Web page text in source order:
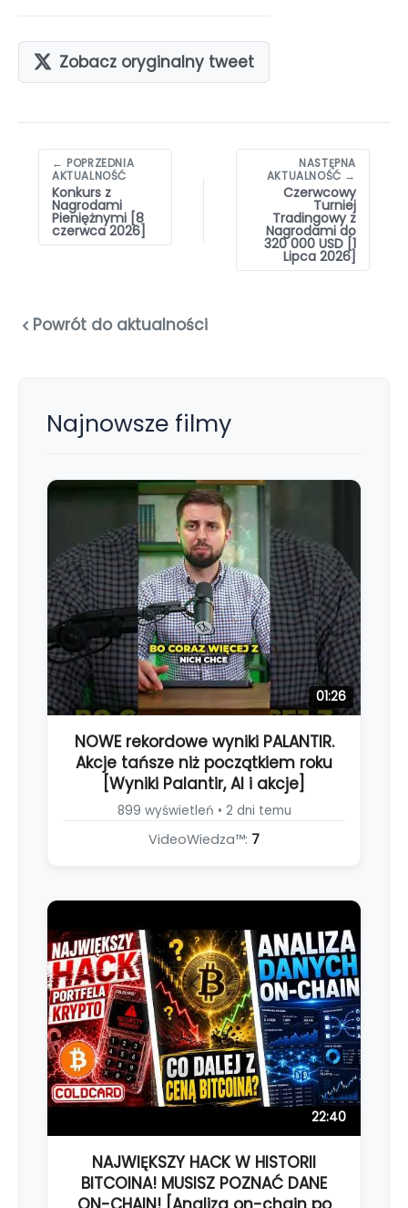
Zobacz oryginalny tweet
Nawigacja
wpisów
← POPRZEDNIA
AKTUALNOŚĆ
Konkurs z
Nagrodami
Pieniężnymi [8
czerwca 2026]
NASTĘPNA
AKTUALNOŚĆ →
Czerwcowy
Turniej
Tradingowy z
Nagrodami do
320 000 USD [1
Lipca 2026]
Powrót do aktualności
Najnowsze filmy
01:26
NOWE rekordowe wyniki PALANTIR.
Akcje tańsze niż początkiem roku
[Wyniki Palantir, AI i akcje]
899 wyświetleń • 2 dni temu
VideoWiedza™: 7
22:40
NAJWIĘKSZY HACK W HISTORII
BITCOINA! MUSISZ POZNAĆ DANE